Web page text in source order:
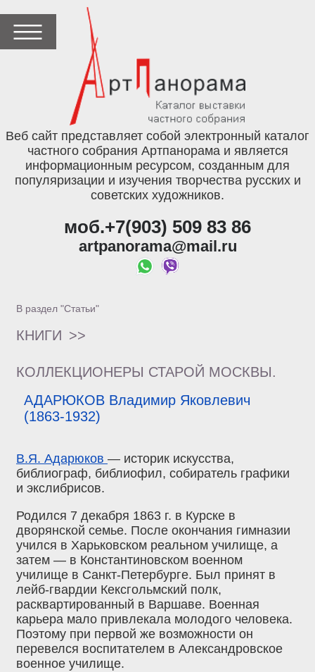
Веб сайт представляет собой электронный каталог
частного собрания Артпанорама и является
информационным ресурсом, созданным для
популяризации и изучения творчества русских и
советских художников.
моб.+7(903) 509 83 86
artpanorama@mail.ru
В раздел "Статьи"
КНИГИ >>
КОЛЛЕКЦИОНЕРЫ СТАРОЙ МОСКВЫ.
АДАРЮКОВ Владимир Яковлевич
(1863-1932)
В.Я. Адарюков — историк искусства,
библиограф, библиофил, собиратель графики
и экслибрисов.
Родился 7 декабря 1863 г. в Курске в
дворянской семье. После окончания гимназии
учился в Харьковском реальном училище, а
затем — в Константиновском военном
училище в Санкт-Петербурге. Был принят в
лейб-гвардии Кексгольмский полк,
расквартированный в Варшаве. Военная
карьера мало привлекала молодого человека.
Поэтому при первой же возможности он
перевелся воспитателем в Александровское
военное училище.